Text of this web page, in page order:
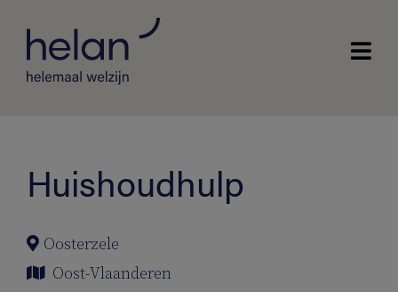
Huishoudhulp
Oosterzele
Oost-Vlaanderen